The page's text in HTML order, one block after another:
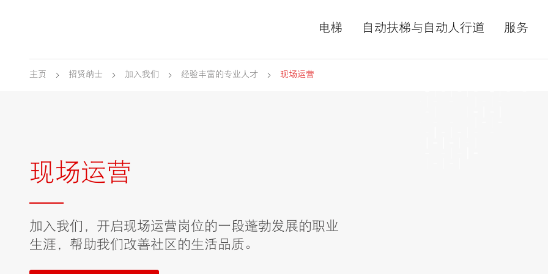
电梯 自动扶梯与自动人行道 服务
主页 招贤纳士 加入我们 经验丰富的专业人才 现场运营
现场运营
加入我们，开启现场运营岗位的一段蓬勃发展的职业
生涯，帮助我们改善社区的生活品质。